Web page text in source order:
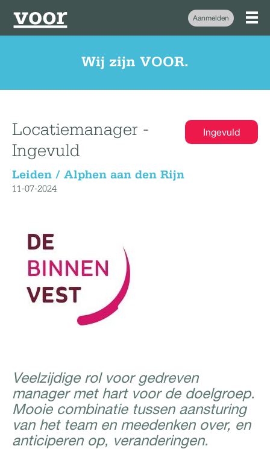
Aanmelden
Wij zijn VOOR.
Ingevuld
Locatiemanager -
Ingevuld
Leiden / Alphen aan den Rijn
11-07-2024
Veelzijdige rol voor gedreven
manager met hart voor de doelgroep.
Mooie combinatie tussen aansturing
van het team en meedenken over, en
anticiperen op, veranderingen.